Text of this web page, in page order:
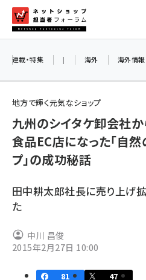
ン
ネットショ
amazon (2259)
yahoo (1908)
base (1083)
ビィ・フォアード (778)
連載・特集 | 海外 海外情報
地方で輝く元気なショップ
九州のシイタケ卸会社か
食品EC店になった「自然
プ」の成功秘話
田中耕太郎社長に売り上げ
た
中川 昌俊
2015年2月27日 10:00
81
47